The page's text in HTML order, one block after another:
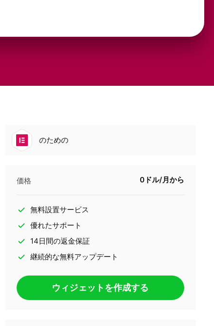
のための
価格 0ドル/月から
無料設置サービス
優れたサポート
14日間の返金保証
継続的な無料アップデート
ウィジェットを作成する